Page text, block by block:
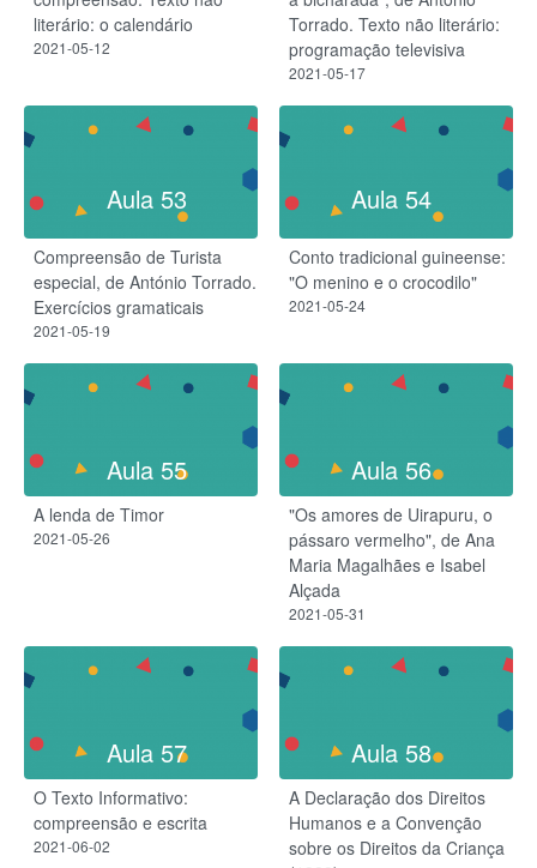
literário: o calendário
2021-05-12
Torrado. Texto não literário:
programação televisiva
2021-05-17
Aula 53
Compreensão de Turista
especial, de António Torrado.
Exercícios gramaticais
2021-05-19
Aula 54
Conto tradicional guineense:
"O menino e o crocodilo"
2021-05-24
Aula 55
A lenda de Timor
2021-05-26
Aula 56
"Os amores de Uirapuru, o
pássaro vermelho", de Ana
Maria Magalhães e Isabel
Alçada
2021-05-31
Aula 57
O Texto Informativo:
compreensão e escrita
2021-06-02
Aula 58
A Declaração dos Direitos
Humanos e a Convenção
sobre os Direitos da Criança